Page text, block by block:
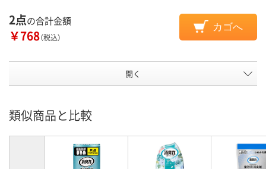
2点の合計金額
￥768（税込）
カゴへ
開く
類似商品と比較